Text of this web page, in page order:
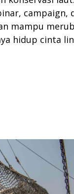
campaign,
mampu
hidup cinta